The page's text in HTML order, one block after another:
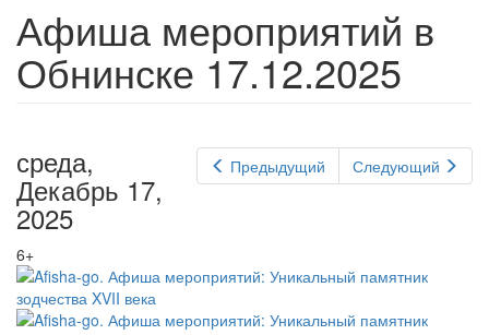
Афиша мероприятий в
Обнинске 17.12.2025
Предыдущий Следующий
среда,
Декабрь 17,
2025
6+